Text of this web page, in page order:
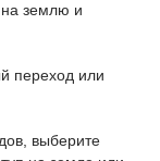
землю и
переход или
выберите